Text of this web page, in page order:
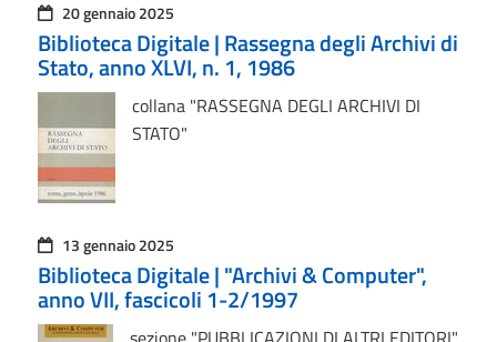
20 gennaio 2025
Biblioteca Digitale | Rassegna degli Archivi di
Stato, anno XLVI, n. 1, 1986
collana "RASSEGNA DEGLI ARCHIVI DI
STATO"
13 gennaio 2025
Biblioteca Digitale | "Archivi & Computer",
anno VII, fascicoli 1-2/1997